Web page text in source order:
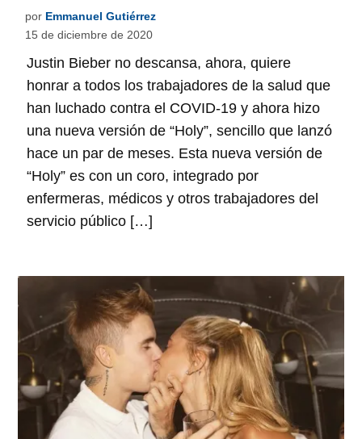
por Emmanuel Gutiérrez
15 de diciembre de 2020
Justin Bieber no descansa, ahora, quiere
honrar a todos los trabajadores de la salud que
han luchado contra el COVID-19 y ahora hizo
una nueva versión de “Holy”, sencillo que lanzó
hace un par de meses. Esta nueva versión de
“Holy” es con un coro, integrado por
enfermeras, médicos y otros trabajadores del
servicio público […]